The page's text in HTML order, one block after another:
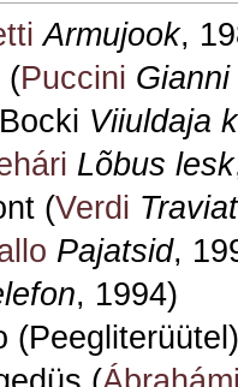
Armujook,
(Puccini
Viiuldaja
Lõbus lesk
(Verdi
Pajatsid,
, 1994)